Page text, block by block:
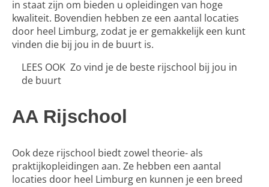
in staat zijn om bieden u opleidingen van hoge
kwaliteit. Bovendien hebben ze een aantal locaties
door heel Limburg, zodat je er gemakkelijk een kunt
vinden die bij jou in de buurt is.
LEES OOK Zo vind je de beste rijschool bij jou in
de buurt
AA Rijschool
Ook deze rijschool biedt zowel theorie- als
praktijkopleidingen aan. Ze hebben een aantal
locaties door heel Limburg en kunnen je een breed